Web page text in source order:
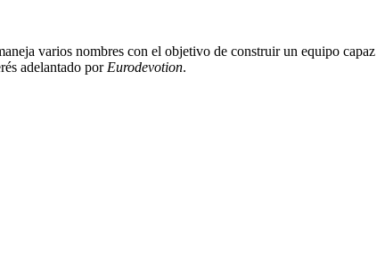
varios nombres con el objetivo de construir un equipo capaz
adelantado por Eurodevotion.